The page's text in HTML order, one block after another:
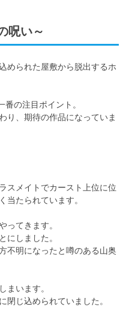
呪い～
められた屋敷から脱出するホ
の注目ポイント。
り、期待の作品になっていま
スメイトでカースト上位に位
当たられています。
ってきます。
にしました。
不明になったと噂のある山奥
まいます。
閉じ込められていました。